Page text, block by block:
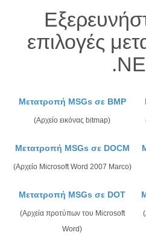
επιλογές
Μετατροπή MSGs σε BMP
(Αρχείο εικόνας bitmap)
Μετατροπή MSGs σε DOCM
(Αρχείο Microsoft Word 2007 Marco)
Μετατροπή MSGs σε DOT
(Αρχεία προτύπων του Microsoft
Word)